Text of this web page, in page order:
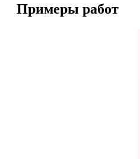
Примеры работ